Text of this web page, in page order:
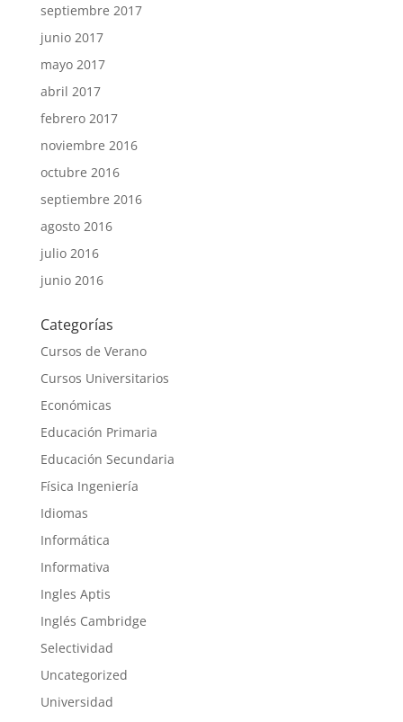
septiembre 2017
junio 2017
mayo 2017
abril 2017
febrero 2017
noviembre 2016
octubre 2016
septiembre 2016
agosto 2016
julio 2016
junio 2016
Categorías
Cursos de Verano
Cursos Universitarios
Económicas
Educación Primaria
Educación Secundaria
Física Ingeniería
Idiomas
Informática
Informativa
Ingles Aptis
Inglés Cambridge
Selectividad
Uncategorized
Universidad